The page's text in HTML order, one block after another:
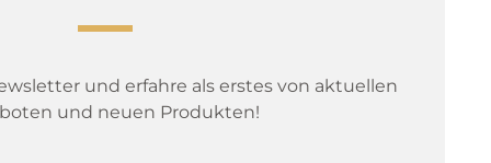
und erfahre als erstes von aktuellen
und neuen Produkten!